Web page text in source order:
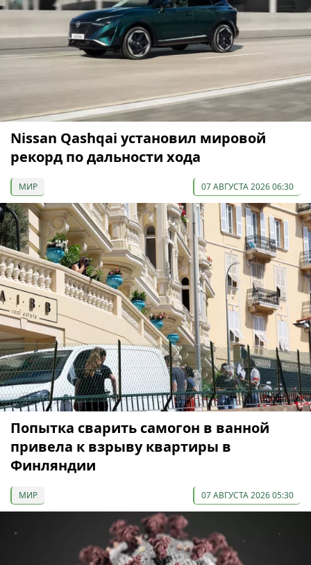
Nissan Qashqai установил мировой
рекорд по дальности хода
МИР 07 АВГУСТА 2026 06:30
Попытка сварить самогон в ванной
привела к взрыву квартиры в
Финляндии
МИР 07 АВГУСТА 2026 05:30